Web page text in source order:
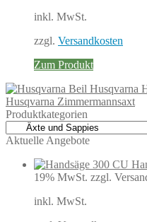
inkl. MwSt.
zzgl. Versandkosten
Zum Produkt
Husqvarna
Husqvarna Zimmermannsaxt
Produktkategorien
Aktuelle Angebote
19% MwSt. zzgl.
inkl. MwSt.